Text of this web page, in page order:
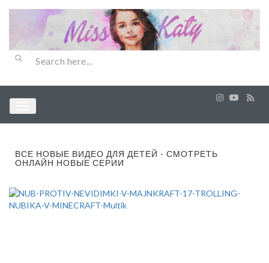
ВСЕ НОВЫЕ ВИДЕО ДЛЯ ДЕТЕЙ - СМОТРЕТЬ
ОНЛАЙН НОВЫЕ СЕРИИ